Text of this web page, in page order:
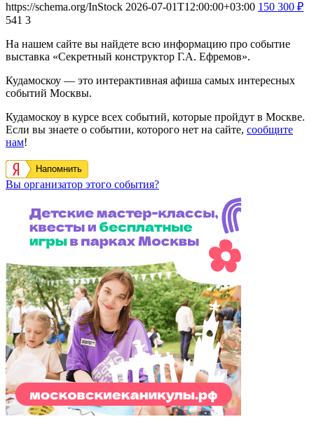
https://schema.org/InStock 2026-07-01T12:00:00+03:00 150 300 ₽
541 3
На нашем сайте вы найдете всю информацию про событие
выставка «Секретный конструктор Г.А. Ефремов».
Кудамоскоу — это интерактивная афиша самых интересных
событий Москвы.
Кудамоскоу в курсе всех событий, которые пройдут в Москве.
Если вы знаете о событии, которого нет на сайте, сообщите
нам!
Напомнить
Вы организатор этого события?